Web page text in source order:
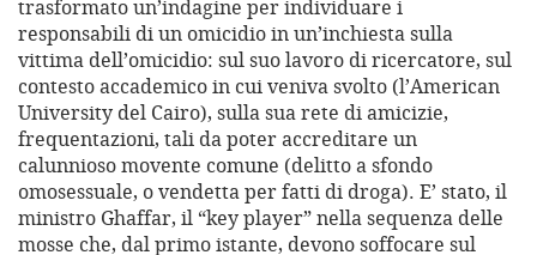
trasformato un’indagine per individuare i
responsabili di un omicidio in un’inchiesta sulla
vittima dell’omicidio: sul suo lavoro di ricercatore, sul
contesto accademico in cui veniva svolto (l’American
University del Cairo), sulla sua rete di amicizie,
frequentazioni, tali da poter accreditare un
calunnioso movente comune (delitto a sfondo
omosessuale, o vendetta per fatti di droga). E’ stato, il
ministro Ghaffar, il “key player” nella sequenza delle
mosse che, dal primo istante, devono soffocare sul